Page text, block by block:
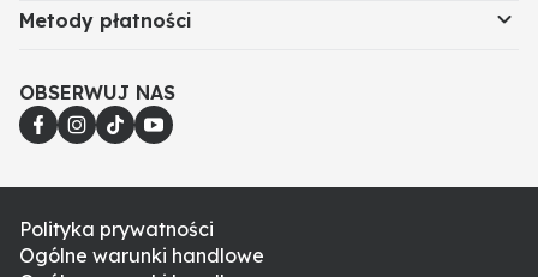
Metody płatności
OBSERWUJ NAS
Polityka prywatności
Ogólne warunki handlowe